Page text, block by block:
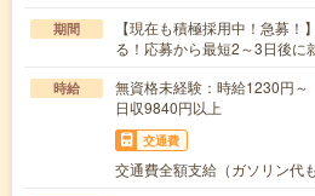
期間
【現在も積極採用中！急募
る！応募から最短2～3日後に
時給
無資格未経験：時給1230
日収9840円以上
交通費
交通費全額支給（ガソリン代